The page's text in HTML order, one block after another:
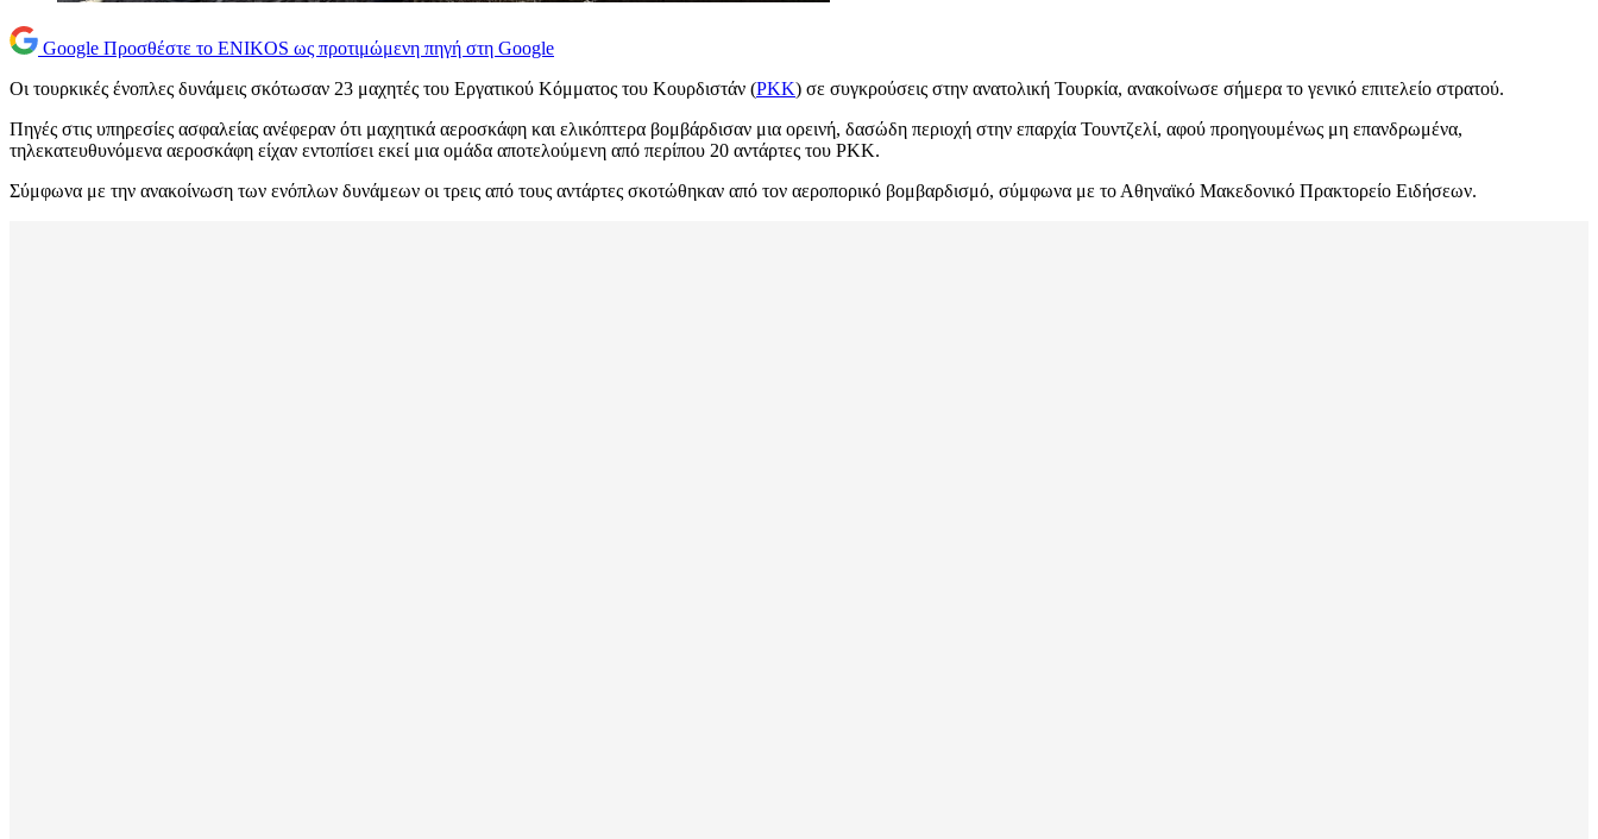
Google Προσθέστε το ENIKOS ως προτιμώμενη πηγή στη Google
Οι τουρκικές ένοπλες δυνάμεις σκότωσαν 23 μαχητές του Εργατικού Κόμματος του Κουρδιστάν (PKK) σε συγκρούσεις στην ανατολική Τουρκία, ανακοίνωσε σήμερα το γενικό επιτελείο στρατού.
Πηγές στις υπηρεσίες ασφαλείας ανέφεραν ότι μαχητικά αεροσκάφη και ελικόπτερα βομβάρδισαν μια ορεινή, δασώδη περιοχή στην επαρχία Τουντζελί, αφού προηγουμένως μη επανδρωμένα,
τηλεκατευθυνόμενα αεροσκάφη είχαν εντοπίσει εκεί μια ομάδα αποτελούμενη από περίπου 20 αντάρτες του PKK.
Σύμφωνα με την ανακοίνωση των ενόπλων δυνάμεων οι τρεις από τους αντάρτες σκοτώθηκαν από τον αεροπορικό βομβαρδισμό, σύμφωνα με το Αθηναϊκό Μακεδονικό Πρακτορείο Ειδήσεων.